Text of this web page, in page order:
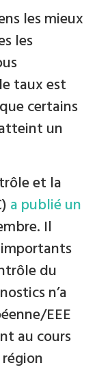
les mieux
les
taux est
certains
un
et la
a publié un
Il
du
n’a
EEE
au cours